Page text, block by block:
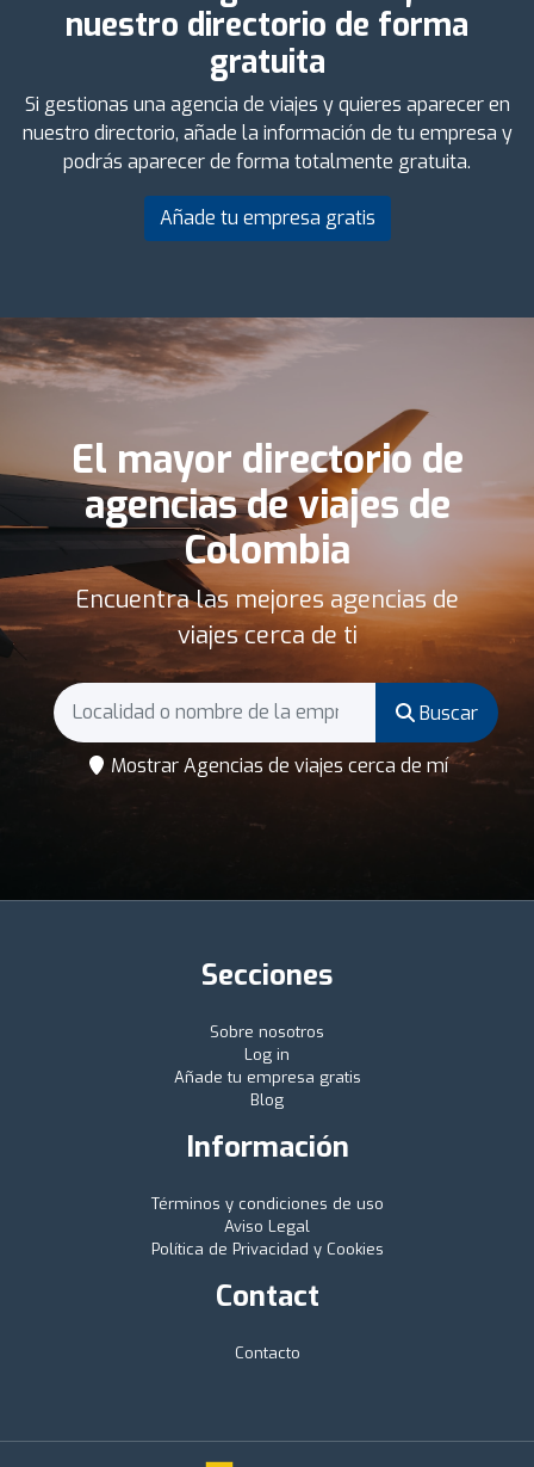
nuestro directorio de forma
gratuita
Si gestionas una agencia de viajes y quieres aparecer en
nuestro directorio, añade la información de tu empresa y
podrás aparecer de forma totalmente gratuita.
Añade tu empresa gratis
El mayor directorio de
agencias de viajes de
Colombia
Encuentra las mejores agencias de
viajes cerca de ti
Buscar
Mostrar Agencias de viajes cerca de mí
Secciones
Sobre nosotros
Log in
Añade tu empresa gratis
Blog
Información
Términos y condiciones de uso
Aviso Legal
Política de Privacidad y Cookies
Contact
Contacto